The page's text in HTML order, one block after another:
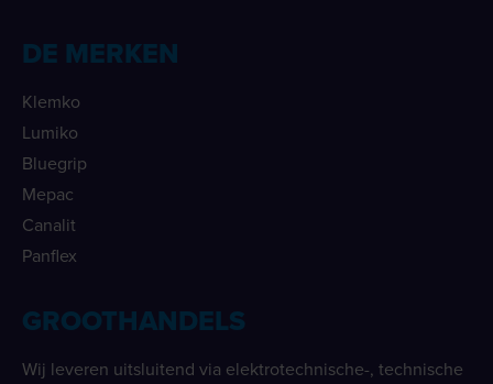
DE MERKEN
Klemko
Lumiko
Bluegrip
Mepac
Canalit
Panflex
GROOTHANDELS
Wij leveren uitsluitend via elektrotechnische-, technische